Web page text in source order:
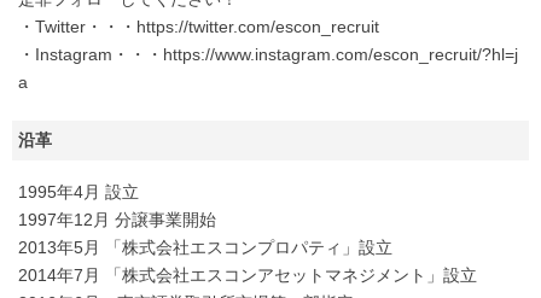
・Twitter・・・https://twitter.com/escon_recruit
・Instagram・・・https://www.instagram.com/escon_recruit/?hl=j
a
沿革
1995年4月 設立
1997年12月 分譲事業開始
2013年5月 「株式会社エスコンプロパティ」設立
2014年7月 「株式会社エスコンアセットマネジメント」設立